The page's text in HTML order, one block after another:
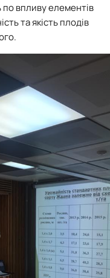
впливу елементів
та якість плодів